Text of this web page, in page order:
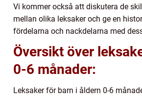
Vi kommer också att diskutera de
mellan olika leksaker och ge en
fördelarna och nackdelarna med
Översikt över
0-6 månader:
Leksaker för barn i åldern 0-6